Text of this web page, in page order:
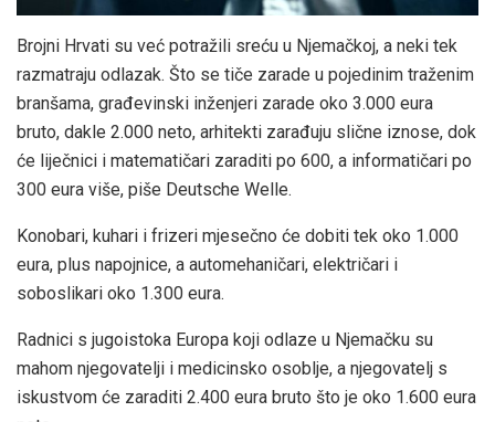
Brojni Hrvati su već potražili sreću u Njemačkoj, a neki tek
razmatraju odlazak. Što se tiče zarade u pojedinim traženim
branšama, građevinski inženjeri zarade oko 3.000 eura
bruto, dakle 2.000 neto, arhitekti zarađuju slične iznose, dok
će liječnici i matematičari zaraditi po 600, a informatičari po
300 eura više, piše Deutsche Welle.
Konobari, kuhari i frizeri mjesečno će dobiti tek oko 1.000
eura, plus napojnice, a automehaničari, električari i
soboslikari oko 1.300 eura.
Radnici s jugoistoka Europa koji odlaze u Njemačku su
mahom njegovatelji i medicinsko osoblje, a njegovatelj s
iskustvom će zaraditi 2.400 eura bruto što je oko 1.600 eura